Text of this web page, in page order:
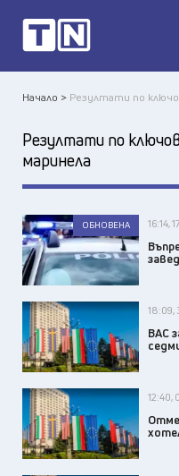
Начало > Резултати по
Резултати по
маринела
ОБНОВЕНА 16:14,
18:09,
ВАС
12:40,